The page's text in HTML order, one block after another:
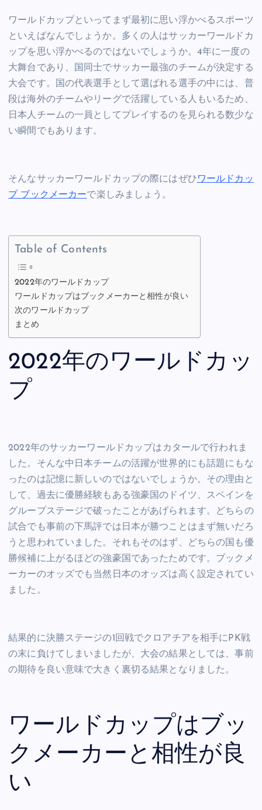
c
e
b
o
o
k
tt
er
ai
l
er
es
t
d
di
t
k
e
dI
n
at
s
A
p
p
p
y
Li
n
k
ワールドカップといってまず最初に思い浮かべるスポーツ
といえばなんでしょうか。多くの人はサッカーワールドカ
ップを思い浮かべるのではないでしょうか。4年に一度の
大舞台であり、国同士でサッカー最強のチームが決定する
大会です。国の代表選手として選ばれる選手の中には、普
段は海外のチームやリーグで活躍している人もいるため、
日本人チームの一員としてプレイするのを見られる数少な
い瞬間でもあります。
そんなサッカーワールドカップの際にはぜひワールドカッ
プ ブックメーカーで楽しみましょう。
Table of Contents
2022年のワールドカップ
ワールドカップはブックメーカーと相性が良い
次のワールドカップ
まとめ
2022年のワールドカッ
プ
2022年のサッカーワールドカップはカタールで行われま
した。そんな中日本チームの活躍が世界的にも話題にもな
ったのは記憶に新しいのではないでしょうか。その理由と
して、過去に優勝経験もある強豪国のドイツ、スペインを
グループステージで破ったことがあげられます。どちらの
試合でも事前の下馬評では日本が勝つことはまず無いだろ
うと思われていました。それもそのはず、どちらの国も優
勝候補に上がるほどの強豪国であったためです。ブックメ
ーカーのオッズでも当然日本のオッズは高く設定されてい
ました。
結果的に決勝ステージの1回戦でクロアチアを相手にPK戦
の末に負けてしまいましたが、大会の結果としては、事前
の期待を良い意味で大きく裏切る結果となりました。
ワールドカップはブッ
クメーカーと相性が良
い